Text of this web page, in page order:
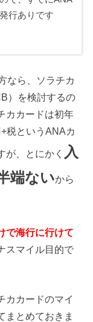
行ありです
なら、ソラチカ
）を検討するの
カカードは初年
税というANAカ
が、とにかく 入
端ないから
で海行に行けて
スマイル目的で
カカードのマイ
まとめておきま